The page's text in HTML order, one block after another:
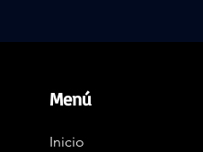
Menú
Inicio